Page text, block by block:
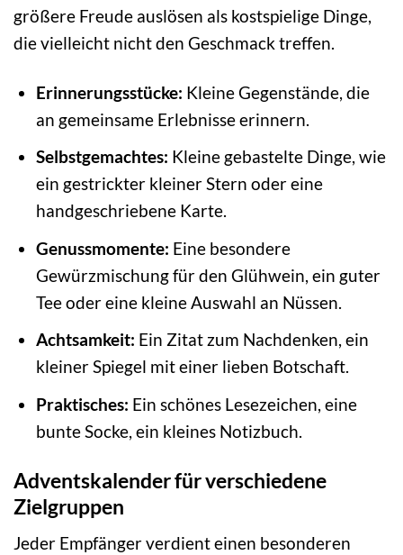
größere Freude auslösen als kostspielige Dinge,
die vielleicht nicht den Geschmack treffen.
Erinnerungsstücke: Kleine Gegenstände, die
an gemeinsame Erlebnisse erinnern.
Selbstgemachtes: Kleine gebastelte Dinge, wie
ein gestrickter kleiner Stern oder eine
handgeschriebene Karte.
Genussmomente: Eine besondere
Gewürzmischung für den Glühwein, ein guter
Tee oder eine kleine Auswahl an Nüssen.
Achtsamkeit: Ein Zitat zum Nachdenken, ein
kleiner Spiegel mit einer lieben Botschaft.
Praktisches: Ein schönes Lesezeichen, eine
bunte Socke, ein kleines Notizbuch.
Adventskalender für verschiedene
Zielgruppen
Jeder Empfänger verdient einen besonderen